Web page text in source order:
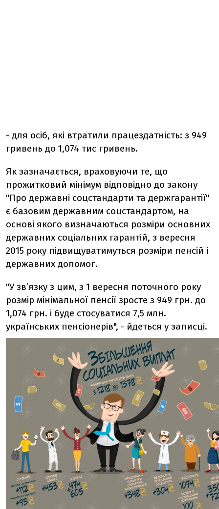
- для осіб, які втратили працездатність: з 949
гривень до 1,074 тис гривень.
Як зазначається, враховуючи те, що
прожитковий мінімум відповідно до закону
"Про державні соцстандарти та держгарантії"
є базовим державним соцстандартом, на
основі якого визначаються розміри основних
державних соціальних гарантій, з вересня
2015 року підвищуватимуться розміри пенсій і
державних допомог.
"У зв’язку з цим, з 1 вересня поточного року
розмір мінімальної пенсії зросте з 949 грн. до
1,074 грн. і буде стосуватися 7,5 млн.
українських пенсіонерів", - йдеться у записці.